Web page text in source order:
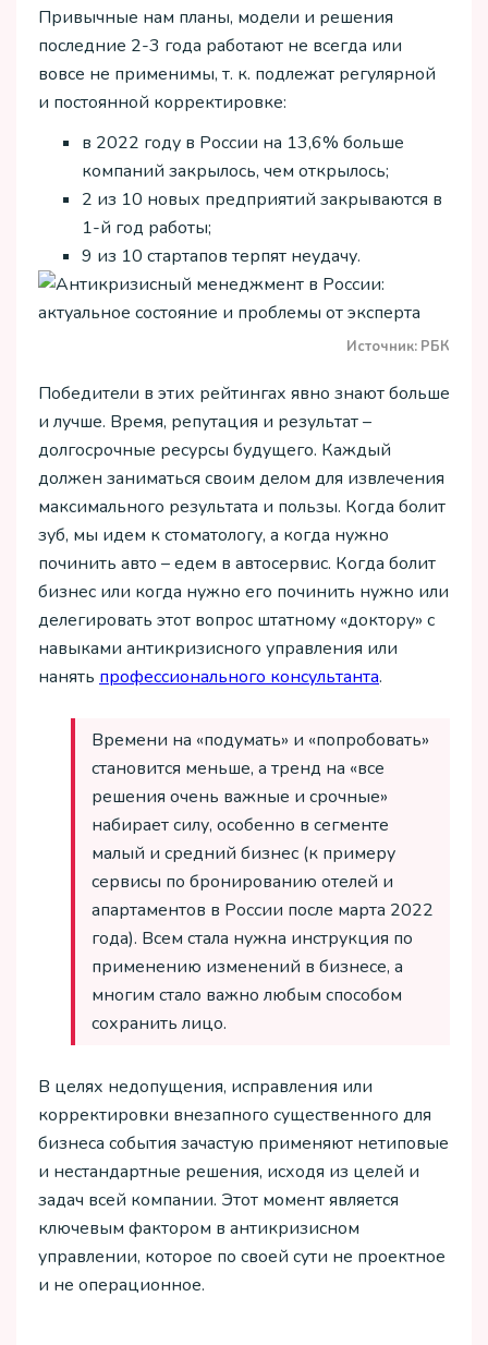
Привычные нам планы, модели и решения
последние 2-3 года работают не всегда или
вовсе не применимы, т. к. подлежат регулярной
и постоянной корректировке:
в 2022 году в России на 13,6% больше
компаний закрылось, чем открылось;
2 из 10 новых предприятий закрываются в
1-й год работы;
9 из 10 стартапов терпят неудачу.
Источник: РБК
Победители в этих рейтингах явно знают больше
и лучше. Время, репутация и результат –
долгосрочные ресурсы будущего. Каждый
должен заниматься своим делом для извлечения
максимального результата и пользы. Когда болит
зуб, мы идем к стоматологу, а когда нужно
починить авто – едем в автосервис. Когда болит
бизнес или когда нужно его починить нужно или
делегировать этот вопрос штатному «доктору» с
навыками антикризисного управления или
нанять профессионального консультанта.
Времени на «подумать» и «попробовать»
становится меньше, а тренд на «все
решения очень важные и срочные»
набирает силу, особенно в сегменте
малый и средний бизнес (к примеру
сервисы по бронированию отелей и
апартаментов в России после марта 2022
года). Всем стала нужна инструкция по
применению изменений в бизнесе, а
многим стало важно любым способом
сохранить лицо.
В целях недопущения, исправления или
корректировки внезапного существенного для
бизнеса события зачастую применяют нетиповые
и нестандартные решения, исходя из целей и
задач всей компании. Этот момент является
ключевым фактором в антикризисном
управлении, которое по своей сути не проектное
и не операционное.